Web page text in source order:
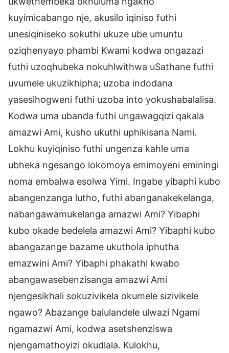
kuyimicabango nje, akusilo iqiniso futhi
unesiqiniseko sokuthi ukuze ube umuntu
oziqhenyayo phambi Kwami kodwa ongazazi
futhi uzoqhubeka nokuhlwithwa uSathane futhi
uvumele ukuzikhipha; uzoba indodana
yasesihogweni futhi uzoba into yokushabalalisa.
Kodwa uma ubanda futhi ungawagqizi qakala
amazwi Ami, kusho ukuthi uphikisana Nami.
Lokhu kuyiqiniso futhi ungenza kahle uma
ubheka ngesango lokomoya emimoyeni eminingi
noma embalwa esolwa Yimi. Ingabe yibaphi kubo
abangenzanga lutho, futhi abanganakekelanga,
nabangawamukelanga amazwi Ami? Yibaphi
kubo okade bedelela amazwi Ami? Yibaphi kubo
abangazange bazame ukuthola iphutha
emazwini Ami? Yibaphi phakathi kwabo
abangawasebenzisanga amazwi Ami
njengesikhali sokuzivikela okumele sizivikele
ngawo? Abazange balulandele ulwazi Ngami
ngamazwi Ami, kodwa asetshenziswa
njengamathoyizi okudlala. Kulokhu,